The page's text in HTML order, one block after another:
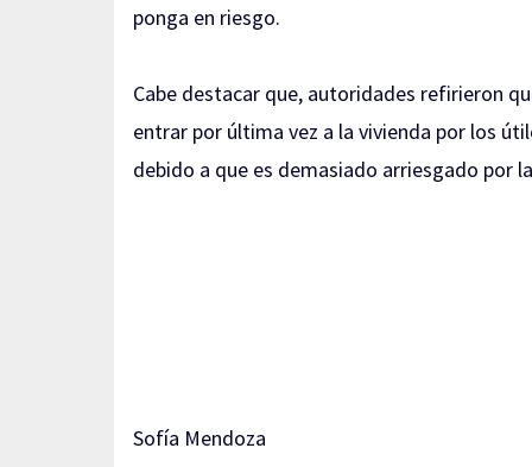
ponga en riesgo.
Cabe destacar que, autoridades refirieron
entrar por última vez a la vivienda por los
debido a que es demasiado arriesgado por
Sofía Mendoza